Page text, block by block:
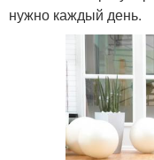
нужно каждый день.